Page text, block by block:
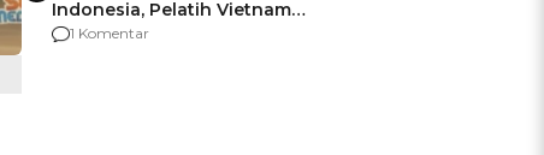
Indonesia, Pelatih Vietnam
Berencana Pakai Jimat di Pakansari
1 Komentar